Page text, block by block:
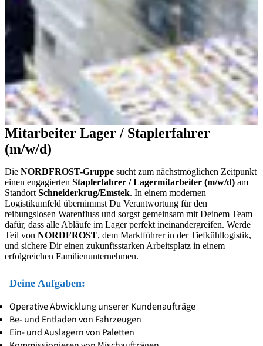
Mitarbeiter Lager / Staplerfahrer
(m/w/d)
Die NORDFROST-Gruppe sucht zum nächstmöglichen Zeitpunkt
einen engagierten Staplerfahrer / Lagermitarbeiter (m/w/d) am
Standort Schneiderkrug/Emstek. In einem modernen
Logistikumfeld übernimmst Du Verantwortung für den
reibungslosen Warenfluss und sorgst gemeinsam mit Deinem Team
dafür, dass alle Abläufe im Lager perfekt ineinandergreifen. Werde
Teil von NORDFROST, dem Marktführer in der Tiefkühllogistik,
und sichere Dir einen zukunftsstarken Arbeitsplatz in einem
erfolgreichen Familienunternehmen.
Deine Aufgaben:
Operative Abwicklung unserer Kundenaufträge
Be- und Entladen von Fahrzeugen
Ein- und Auslagern von Paletten